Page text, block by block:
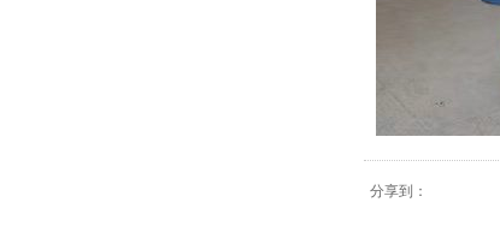
分享到：